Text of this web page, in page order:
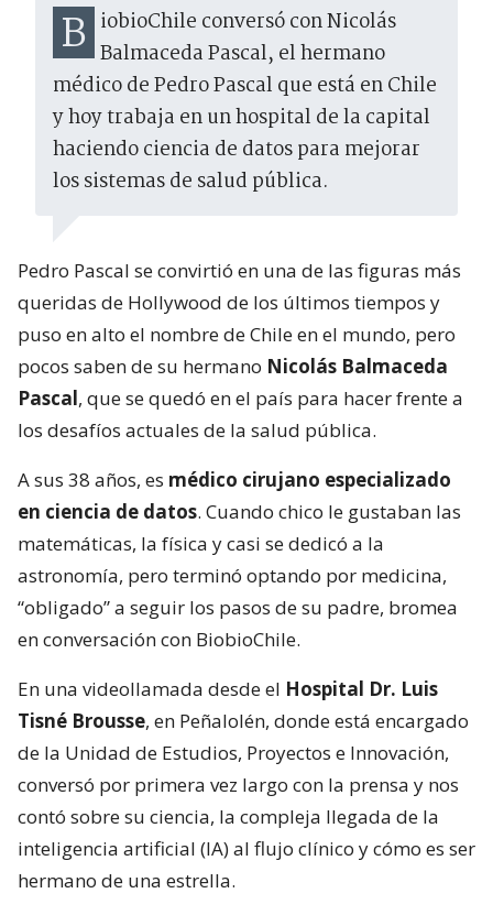
BiobioChile conversó con Nicolás Balmaceda Pascal, el hermano
médico de Pedro Pascal que está en Chile
y hoy trabaja en un hospital de la capital
haciendo ciencia de datos para mejorar
los sistemas de salud pública.
Pedro Pascal se convirtió en una de las figuras más
queridas de Hollywood de los últimos tiempos y
puso en alto el nombre de Chile en el mundo, pero
pocos saben de su hermano Nicolás Balmaceda
Pascal, que se quedó en el país para hacer frente a
los desafíos actuales de la salud pública.
A sus 38 años, es médico cirujano especializado
en ciencia de datos. Cuando chico le gustaban las
matemáticas, la física y casi se dedicó a la
astronomía, pero terminó optando por medicina,
“obligado” a seguir los pasos de su padre, bromea
en conversación con BiobioChile.
En una videollamada desde el Hospital Dr. Luis
Tisné Brousse, en Peñalolén, donde está encargado
de la Unidad de Estudios, Proyectos e Innovación,
conversó por primera vez largo con la prensa y nos
contó sobre su ciencia, la compleja llegada de la
inteligencia artificial (IA) al flujo clínico y cómo es ser
hermano de una estrella.